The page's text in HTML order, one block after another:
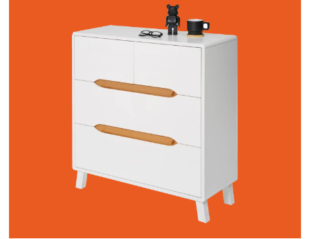
г. Санкт-Петербург, ул. Торжковская 20.
Санкт-Петербург, ул. Васенко 3В